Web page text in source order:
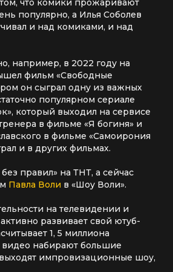
что комики прожаривают
популярно, а Илья Соболев
и над комиками, и над
например, в 2022 году на
фильм «Свободные
он сыграл одну из важных
популярном сериале
который выходил на сервисе
в фильме «Я богиня» и
в фильме «Самоирония
и в других фильмах.
правил» на ТНТ, а сейчас
Павла Воли в «Шоу Воли».
на телевидении и
развивает свой ютуб-
1, 5 миллиона
видео набирают большие
импровизационные шоу,